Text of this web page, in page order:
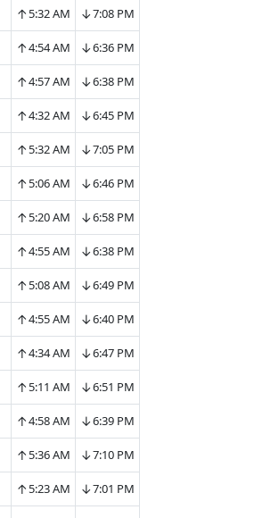
↑5:32 AM ↓7:08 PM
↑4:54 AM ↓6:36 PM
↑4:57 AM ↓6:38 PM
↑4:32 AM ↓6:45 PM
↑5:32 AM ↓7:05 PM
↑5:06 AM ↓6:46 PM
↑5:20 AM ↓6:58 PM
↑4:55 AM ↓6:38 PM
↑5:08 AM ↓6:49 PM
↑4:55 AM ↓6:40 PM
↑4:34 AM ↓6:47 PM
↑5:11 AM ↓6:51 PM
↑4:58 AM ↓6:39 PM
↑5:36 AM ↓7:10 PM
↑5:23 AM ↓7:01 PM